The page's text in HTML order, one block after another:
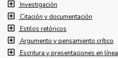
Investigación
Citación y documentación
Estilos retóricos
Argumento y pensamiento crítico
Escritura y presentaciones en línea